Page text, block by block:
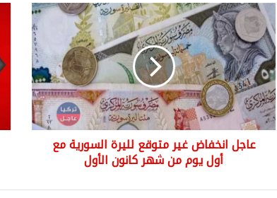
عاجل
انخفاض
غير
متوقع
لليرة
السورية
مع
أول
يوم
الأول
عاجل انخفاض غير متوقع لليرة السورية مع
أول يوم من شهر كانون الأول